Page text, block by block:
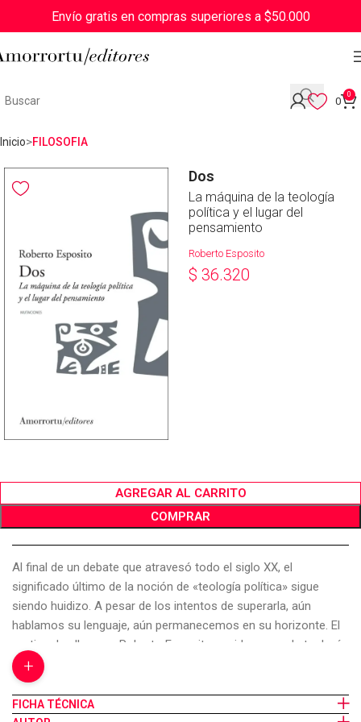
Envío gratis en compras superiores a $50.000
0
0
Inicio FILOSOFIA
Dos
La máquina de la teología
política y el lugar del
pensamiento
Roberto Esposito
$ 36.320
AGREGAR AL CARRITO
COMPRAR
Al final de un debate que atravesó todo el siglo XX, el
significado último de la noción de «teología política» sigue
siendo huidizo. A pesar de los intentos de superarla, aún
hablamos su lenguaje, aún permanecemos en su horizonte. El
motivo de ello, para Roberto Esposito, reside en que la teología
política no es ni un concepto ni un acontecimiento, sino el eje
en torno al cual ha girado, por más de dos mil años, la máquina
de la civilización occidental. En su centro se halla la articulación
+
FICHA TÉCNICA